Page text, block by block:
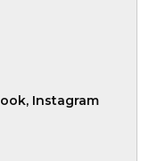
Instagram